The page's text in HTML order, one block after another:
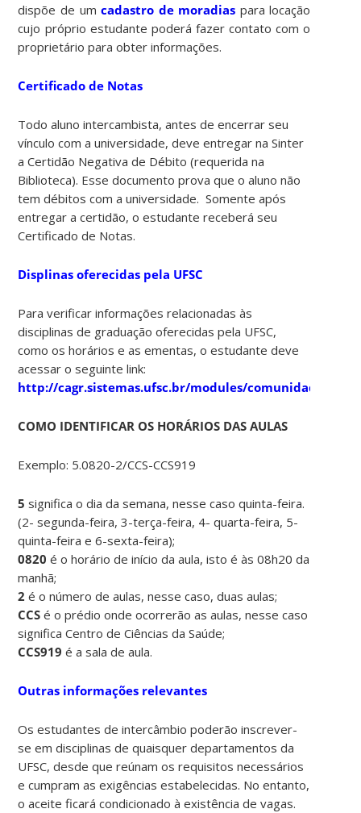
dispõe de umcadastro de moradias para locação
cujo próprio estudante poderá fazer contato com o
proprietário para obter informações.
Certificado de Notas
Todo aluno intercambista, antes de encerrar seu
vínculo com a universidade, deve entregar na Sinter
a Certidão Negativa de Débito (requerida na
Biblioteca). Esse documento prova que o aluno não
tem débitos com a universidade. Somente após
entregar a certidão, o estudante receberá seu
Certificado de Notas.
Displinas oferecidas pela UFSC
Para verificar informações relacionadas às
disciplinas de graduação oferecidas pela UFSC,
como os horários e as ementas, o estudante deve
acessar o seguinte link:
http://cagr.sistemas.ufsc.br/modules/comunidade/
COMO IDENTIFICAR OS HORÁRIOS DAS AULAS
Exemplo: 5.0820-2/CCS-CCS919
5 significa o dia da semana, nesse caso quinta-feira.
(2- segunda-feira, 3-terça-feira, 4- quarta-feira, 5-
quinta-feira e 6-sexta-feira);
0820 é o horário de início da aula, isto é às 08h20 da
manhã;
2 é o número de aulas, nesse caso, duas aulas;
CCS é o prédio onde ocorrerão as aulas, nesse caso
significa Centro de Ciências da Saúde;
CCS919 é a sala de aula.
Outras informações relevantes
Os estudantes de intercâmbio poderão inscrever-
se em disciplinas de quaisquer departamentos da
UFSC, desde que reúnam os requisitos necessários
e cumpram as exigências estabelecidas. No entanto,
o aceite ficará condicionado à existência de vagas.